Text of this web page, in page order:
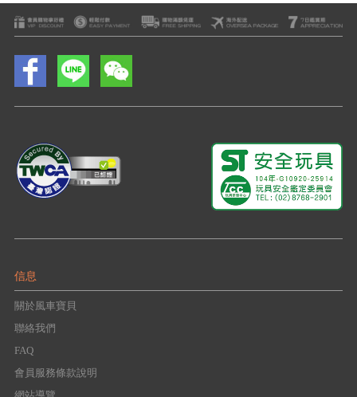
信息
關於風車寶貝
聯絡我們
FAQ
會員服務條款說明